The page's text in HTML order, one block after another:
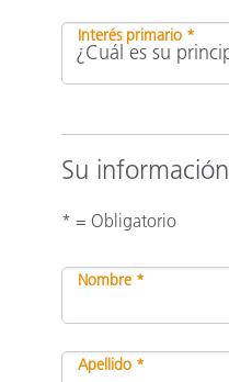
Interés primario *
Su información
* = Obligatorio
Nombre *
Apellido *